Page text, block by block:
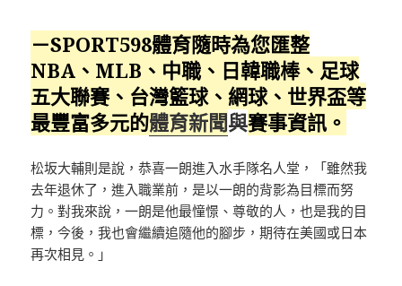
－SPORT598體育隨時為您匯整
NBA、MLB、中職、日韓職棒、足球
五大聯賽、台灣籃球、網球、 世界盃等
最豐富多元的體育新聞與賽事資訊。
松坂大輔則是說，恭喜一朗進入水手隊名人堂，「雖然我
去年退休了，進入職業前，是以一朗的背影為目標而努
力。對我來說，一朗是他最憧憬、尊敬的人，也是我的目
標，今後，我也會繼續追隨他的腳步，期待在美國或日本
再次相見。」